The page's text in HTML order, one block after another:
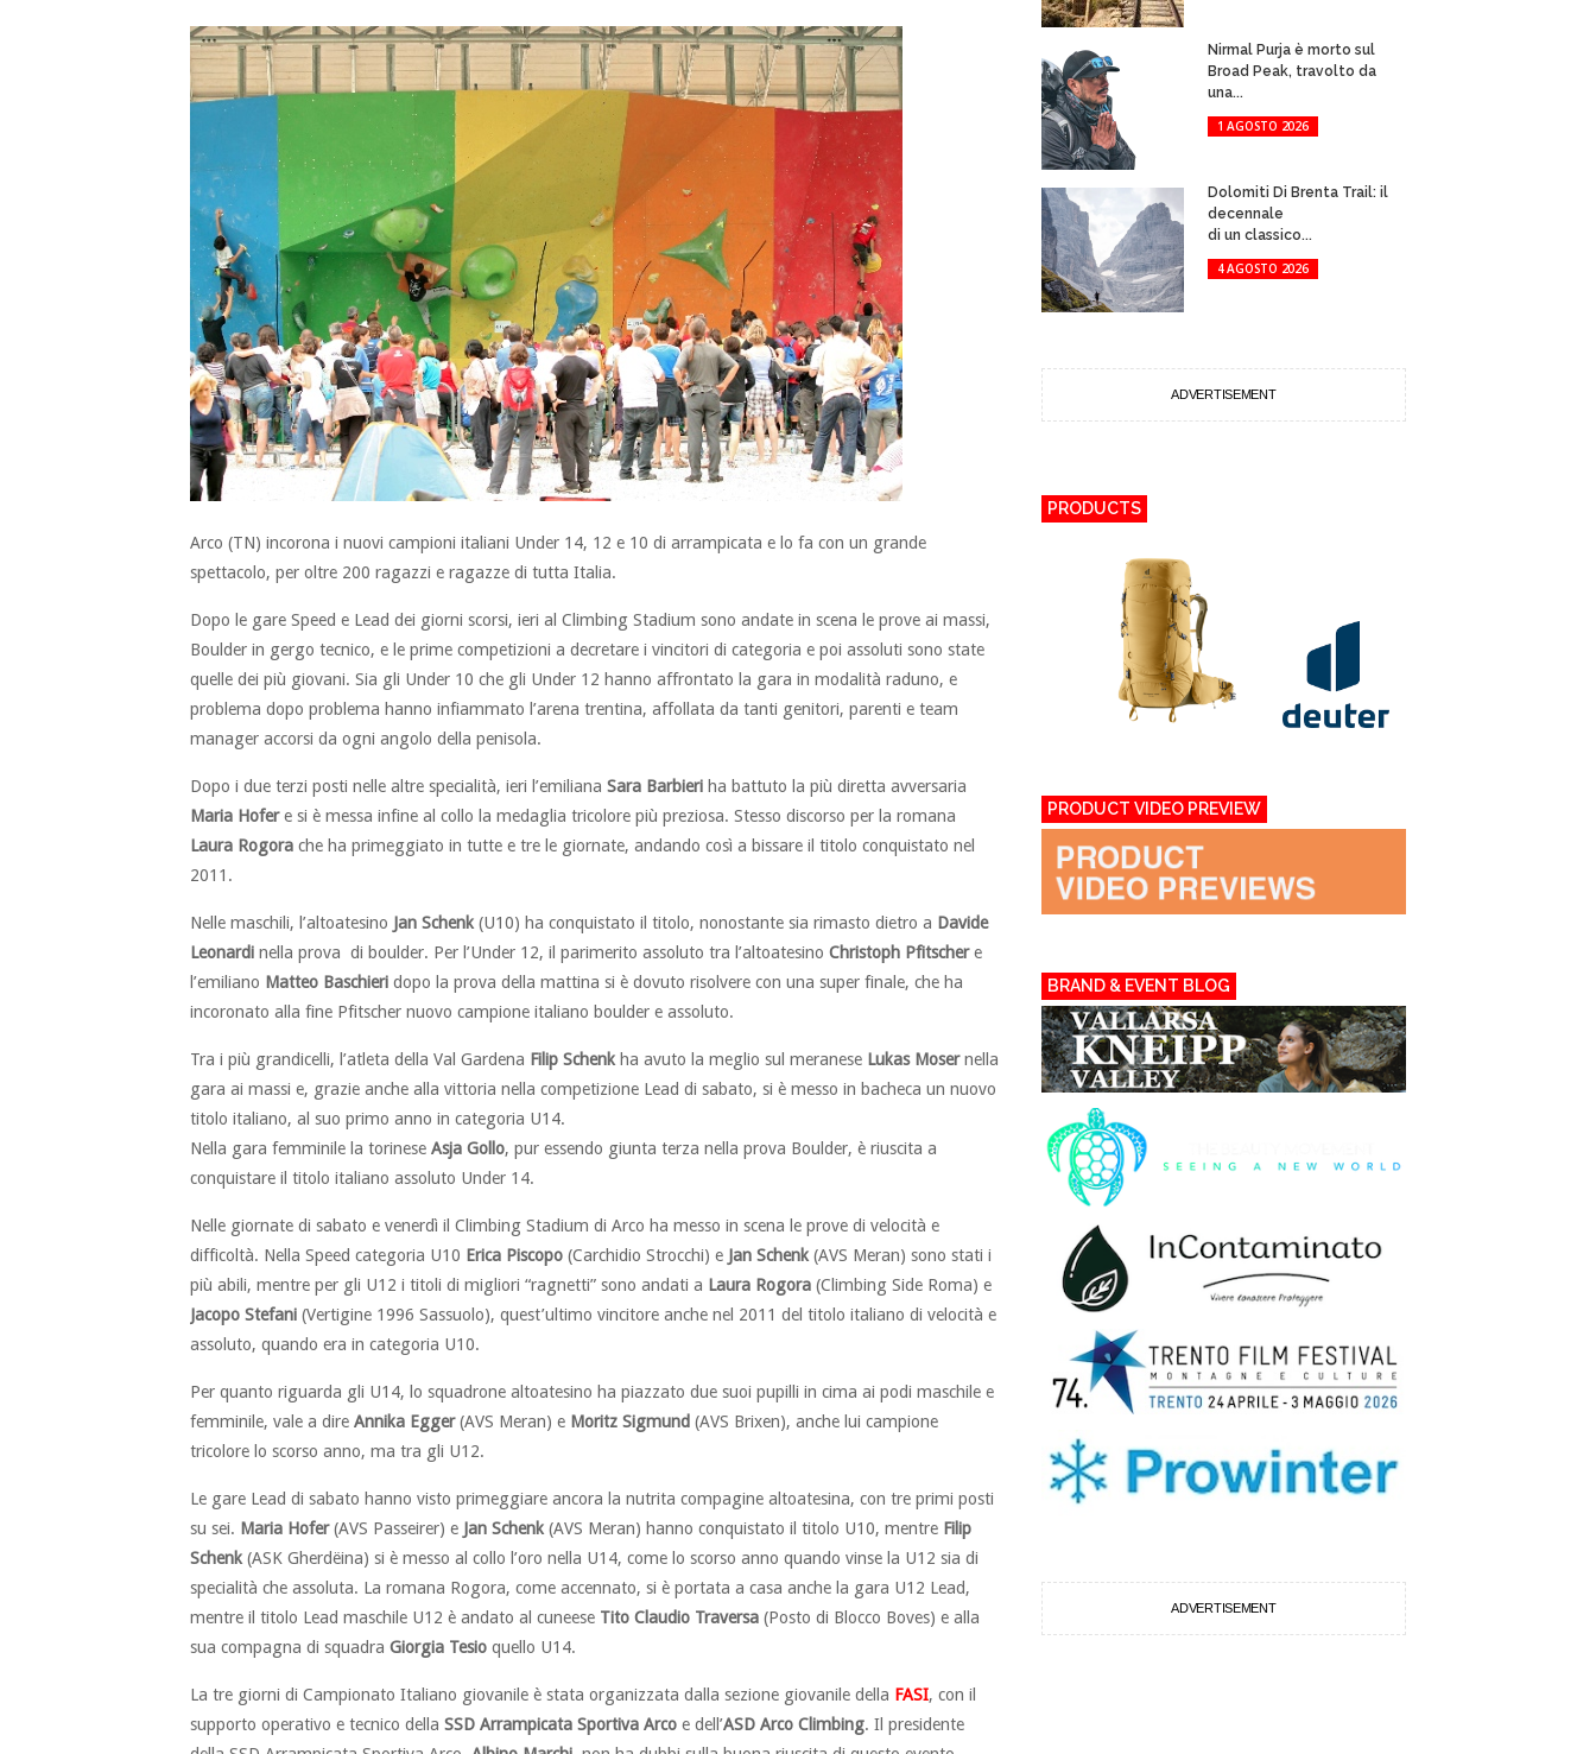
Arco (TN) incorona i nuovi campioni italiani Under 14, 12 e 10 di arrampicata e lo fa con un grande
spettacolo, per oltre 200 ragazzi e ragazze di tutta Italia.
Dopo le gare Speed e Lead dei giorni scorsi, ieri al Climbing Stadium sono andate in scena le prove ai massi,
Boulder in gergo tecnico, e le prime competizioni a decretare i vincitori di categoria e poi assoluti sono state
quelle dei più giovani. Sia gli Under 10 che gli Under 12 hanno affrontato la gara in modalità raduno, e
problema dopo problema hanno infiammato l’arena trentina, affollata da tanti genitori, parenti e team
manager accorsi da ogni angolo della penisola.
Dopo i due terzi posti nelle altre specialità, ieri l’emiliana Sara Barbieri ha battuto la più diretta avversaria
Maria Hofere si è messa infine al collo la medaglia tricolore più preziosa. Stesso discorso per la romana
Laura Rogora che ha primeggiato in tutte e tre le giornate, andando così a bissare il titolo conquistato nel
2011.
Nelle maschili, l’altoatesino Jan Schenk (U10) ha conquistato il titolo, nonostante sia rimasto dietro a Davide
Leonardi nella prova di boulder. Per l’Under 12, il parimerito assoluto tra l’altoatesino Christoph Pfitschere
l’emiliano Matteo Baschieri dopo la prova della mattina si è dovuto risolvere con una super finale, che ha
incoronato alla fine Pfitscher nuovo campione italiano boulder e assoluto.
Tra i più grandicelli, l’atleta della Val Gardena Filip Schenk ha avuto la meglio sul meranese Lukas Mosernella
gara ai massi e, grazie anche alla vittoria nella competizione Lead di sabato, si è messo in bacheca un nuovo
titolo italiano, al suo primo anno in categoria U14.
Nella gara femminile la torinese Asja Gollo, pur essendo giunta terza nella prova Boulder, è riuscita a
conquistare il titolo italiano assoluto Under 14.
Nelle giornate di sabato e venerdì il Climbing Stadium di Arco ha messo in scena le prove di velocità e
difficoltà. Nella Speed categoria U10 Erica Piscopo (Carchidio Strocchi) e Jan Schenk (AVS Meran) sono stati i
più abili, mentre per gli U12 i titoli di migliori “ragnetti” sono andati a Laura Rogora (Climbing Side Roma) e
Jacopo Stefani (Vertigine 1996 Sassuolo), quest’ultimo vincitore anche nel 2011 del titolo italiano di velocità e
assoluto, quando era in categoria U10.
Per quanto riguarda gli U14, lo squadrone altoatesino ha piazzato due suoi pupilli in cima ai podi maschile e
femminile, vale a dire Annika Egger(AVS Meran) e Moritz Sigmund (AVS Brixen), anche lui campione
tricolore lo scorso anno, ma tra gli U12.
Le gare Lead di sabato hanno visto primeggiare ancora la nutrita compagine altoatesina, con tre primi posti
su sei. Maria Hofer(AVS Passeirer) e Jan Schenk (AVS Meran) hanno conquistato il titolo U10, mentre Filip
Schenk (ASK Gherdëina) si è messo al collo l’oro nella U14, come lo scorso anno quando vinse la U12 sia di
specialità che assoluta. La romana Rogora, come accennato, si è portata a casa anche la gara U12 Lead,
mentre il titolo Lead maschile U12 è andato al cuneese Tito Claudio Traversa (Posto di Blocco Boves) e alla
sua compagna di squadra Giorgia Tesio quello U14.
La tre giorni di Campionato Italiano giovanile è stata organizzata dalla sezione giovanile della FASI, con il
supporto operativo e tecnico della SSD Arrampicata Sportiva Arco e dell’ASD Arco Climbing. Il presidente
Nirmal Purja è morto sul
Broad Peak, travolto da
una...
1 AGOSTO 2026
Dolomiti Di Brenta Trail: il
decennale
di un classico...
4 AGOSTO 2026
ADVERTISEMENT
PRODUCTS
PRODUCT VIDEO PREVIEW
BRAND & EVENT BLOG
ADVERTISEMENT